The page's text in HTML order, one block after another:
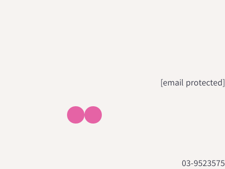
[email protected]
03-9523575